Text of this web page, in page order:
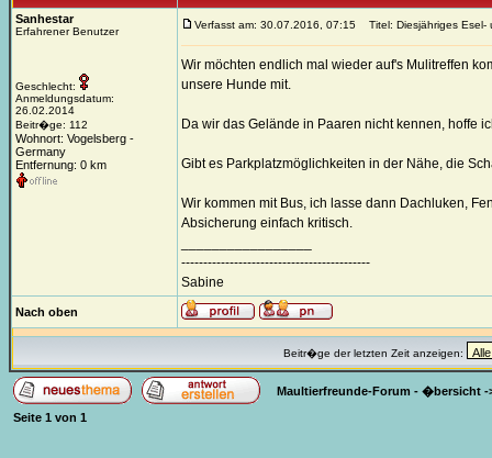
Sanhestar
Erfahrener Benutzer
Geschlecht:
Anmeldungsdatum:
26.02.2014
Beitr�ge: 112
Wohnort: Vogelsberg -
Germany
Entfernung: 0 km
Verfasst am: 30.07.2016, 07:15 Titel: Diesjähriges Esel-
Wir möchten endlich mal wieder auf's Mulitreffen
unsere Hunde mit.
Da wir das Gelände in Paaren nicht kennen, hoffe
Gibt es Parkplatzmöglichkeiten in der Nähe, die
Wir kommen mit Bus, ich lasse dann Dachluken,
Absicherung einfach kritisch.
-------------------------------------------
Sabine
Nach oben
Beitr�ge der letzten Zeit anzeigen:
Maultierfreunde-Forum - �bersicht -
Seite 1 von 1